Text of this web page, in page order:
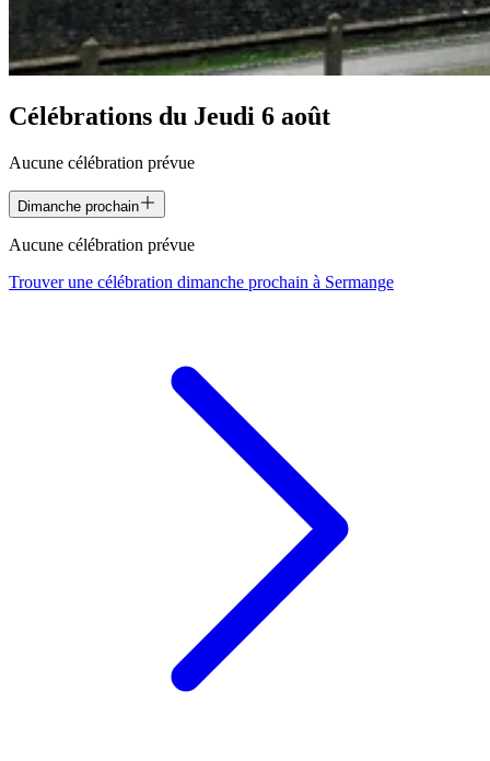
Célébrations du Jeudi 6 août
Aucune célébration prévue
Dimanche prochain
Aucune célébration prévue
Trouver une célébration dimanche prochain à Sermange